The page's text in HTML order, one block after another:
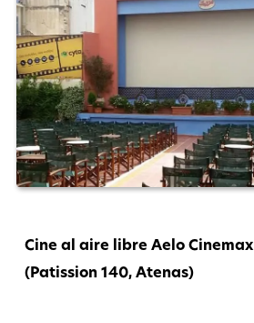
Cine al aire libre Aelo Cinemax
(Patission 140, Atenas)